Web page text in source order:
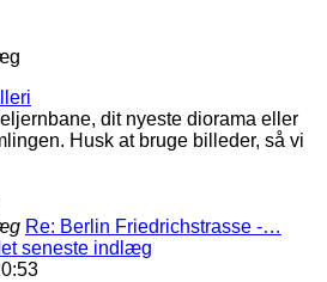
dit nyeste diorama eller
Husk at bruge billeder, så vi
Re: Berlin Friedrichstrasse -…
seneste indlæg